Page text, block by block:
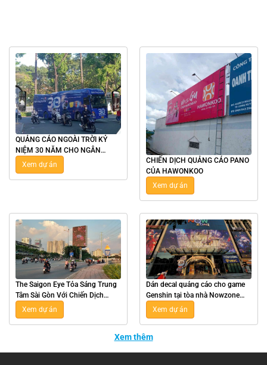
QUẢNG CÁO NGOÀI TRỜI KỶ
NIỆM 30 NĂM CHO NGÂN
HÀNG BẢN VIỆT TẠI TPHCM
Xem dự án
CHIẾN DỊCH QUẢNG CÁO PANO
CỦA HAWONKOO
Xem dự án
The Saigon Eye Tỏa Sáng Trung
Tâm Sài Gòn Với Chiến Dịch
Quảng Cáo Pano Đảo Nhân Tạo
Angel Island
Xem dự án
Dán decal quảng cáo cho game
Genshin tại tòa nhà Nowzone
TPHCM
Xem dự án
Xem thêm